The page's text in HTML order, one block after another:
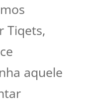
Tiqets,
aquele